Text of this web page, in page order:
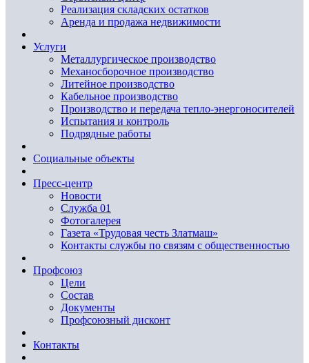
Реализация складских остатков
Аренда и продажа недвижимости
Услуги
Металлургическое производство
Механосборочное производство
Литейное производство
Кабельное производство
Производство и передача тепло-энергоносителей
Испытания и контроль
Подрядные работы
Социальные объекты
Пресс-центр
Новости
Служба 01
Фотогалерея
Газета «Трудовая честь Златмаш»
Контакты службы по связям с общественностью
Профсоюз
Цели
Состав
Документы
Профсоюзный дисконт
Контакты